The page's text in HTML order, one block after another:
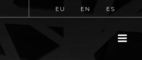
EU EN ES